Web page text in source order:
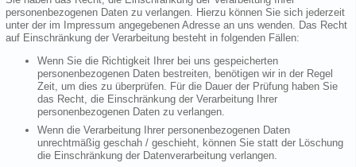
personenbezogenen Daten zu verlangen. Hierzu können Sie sich jederzeit
unter der im Impressum angegebenen Adresse an uns wenden. Das Recht
auf Einschränkung der Verarbeitung besteht in folgenden Fällen:
Wenn Sie die Richtigkeit Ihrer bei uns gespeicherten
personenbezogenen Daten bestreiten, benötigen wir in der Regel
Zeit, um dies zu überprüfen. Für die Dauer der Prüfung haben Sie
das Recht, die Einschränkung der Verarbeitung Ihrer
personenbezogenen Daten zu verlangen.
Wenn die Verarbeitung Ihrer personenbezogenen Daten
unrechtmäßig geschah / geschieht, können Sie statt der Löschung
die Einschränkung der Datenverarbeitung verlangen.